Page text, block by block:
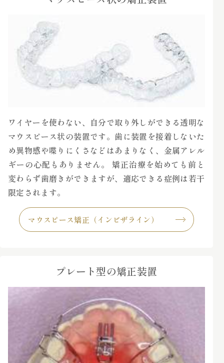
ワイヤーを使わない、自分で取り外しができる透明な
マウスピース状の装置です。歯に装置を接着しないた
め異物感や喋りにくさなどはあまりなく、金属アレル
ギーの心配もありません。 矯正治療を始めても前と
変わらず歯磨きができますが、適応できる症例は若干
限定されます。
マウスピース矯正（インビザライン）
プレート型の矯正装置